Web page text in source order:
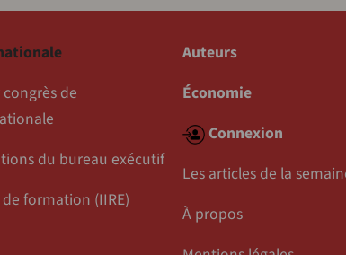
de
du bureau exécutif
formation (IIRE)
Auteurs
Économie
Connexion
Les articles de la
À propos